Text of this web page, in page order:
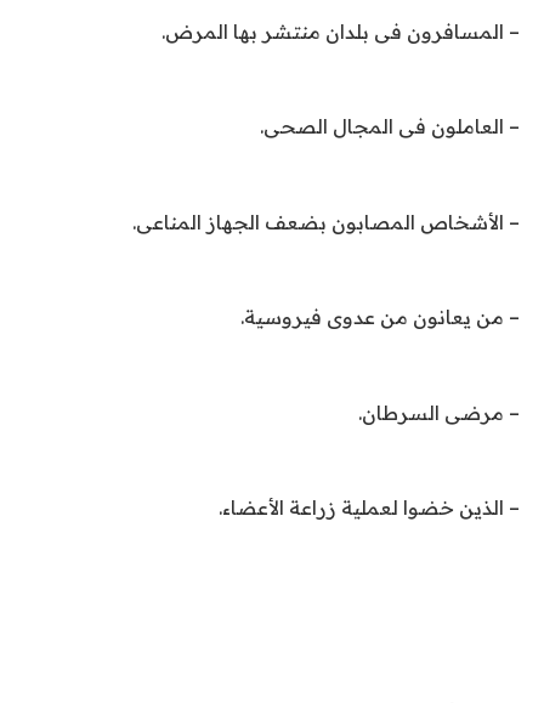
– المسافرون فى بلدان منتشر بها المرض.
– العاملون فى المجال الصحى.
– الأشخاص المصابون بضعف الجهاز المناعى.
– من يعانون من عدوى فيروسية.
– مرضى السرطان.
– الذين خضوا لعملية زراعة الأعضاء.